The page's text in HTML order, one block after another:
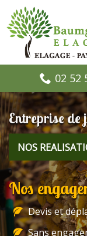
02 52
Entreprise
NOS
Nos
Devis et
Sans